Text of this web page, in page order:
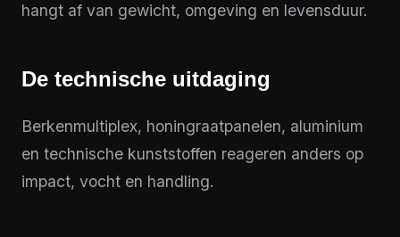
hangt af van gewicht, omgeving en levensduur.
De technische uitdaging
Berkenmultiplex, honingraatpanelen, aluminium
en technische kunststoffen reageren anders op
impact, vocht en handling.